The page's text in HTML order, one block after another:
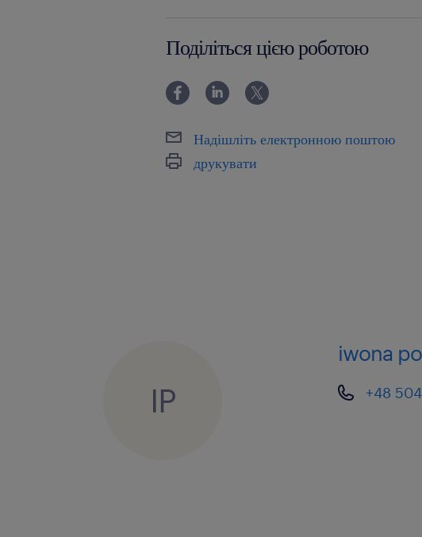
praktyczna znajomość pakietu
Agencja zatrudnienia – nr wpisu 47
ta oferta pracy przeznaczona jest dla
życia
elastyczny czas pracy (pół etatu
Поділіться цією роботою
Надішліть електронною поштою
друкувати
IP
iwona
+48